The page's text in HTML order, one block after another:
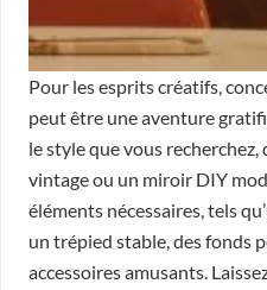
Pour les esprits créatifs,
peut être une aventure
le style que vous recherchez,
vintage ou un miroir DIY
éléments nécessaires, tels
un trépied stable, des fonds
accessoires amusants.